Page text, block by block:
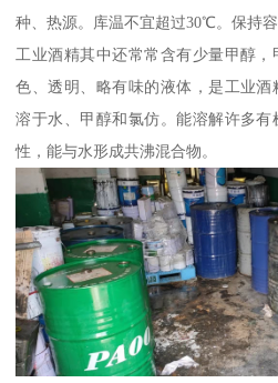
种、热源。库温不宜超过30℃。保持容
工业酒精其中还常常含有少量甲醇
色、透明、略有味的液体，是工业
溶于水、甲醇和氯仿。能溶解许多
性，能与水形成共沸混合物。